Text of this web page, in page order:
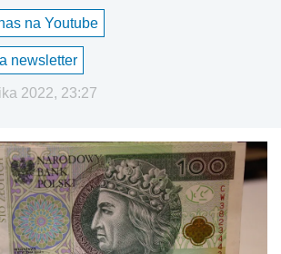
na Youtube
newsletter
2022, 23:27